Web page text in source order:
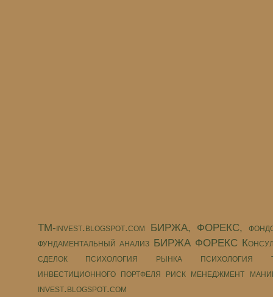
TM-invest.blogspot.com БИРЖА, ФОРЕКС,
фундаментальный анализ БИРЖА ФОРЕКС
сделок психология рынка психология
инвестиционного портфеля риск менеджмент
invest.blogspot.com